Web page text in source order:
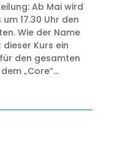
Ab Mai wird
17.30 Uhr den
Wie der Name
Kurs ein
den gesamten
„Core“...